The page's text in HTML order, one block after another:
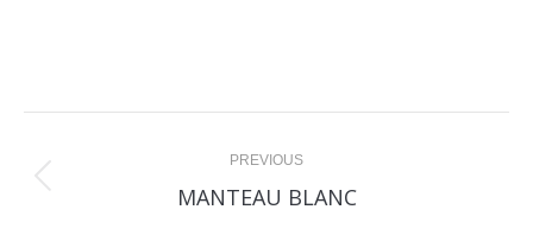
navigation PREVIOUS
Previous
MANTEAU BLANC